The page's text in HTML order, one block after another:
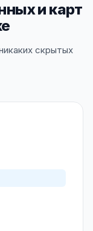
и карт
скрытых